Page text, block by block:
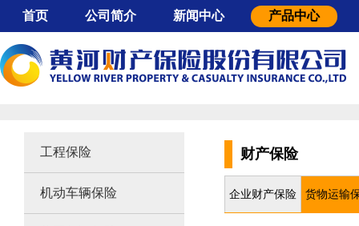
首页 公司简介
董事长致辞
企业文化
大事记
服务网点
新闻中心
行业动态
产品中心
机动车辆保险
意外健康保险
财产保险
工程保险
机动车辆保险
财产保险
企业财产保险 货物运输